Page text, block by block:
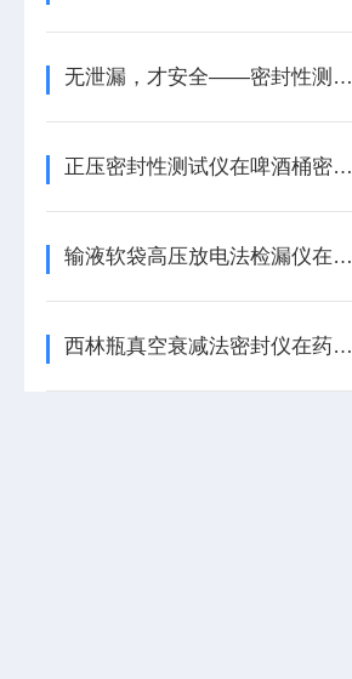
无泄漏，才安全——密封性测试仪的工作原理与方法选择
正压密封性测试仪在啤酒桶密封性检测中的应用方案——基于GB/T17714
输液软袋高压放电法检漏仪在药品包装密封完整性检测中的解决方案
西林瓶真空衰减法密封仪在药品包装密封检测中的解决方案